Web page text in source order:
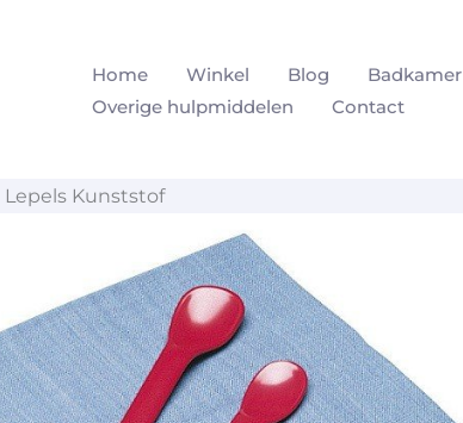
Home Winkel Blog Badkamer
Overige hulpmiddelen
Contact
Lepels Kunststof